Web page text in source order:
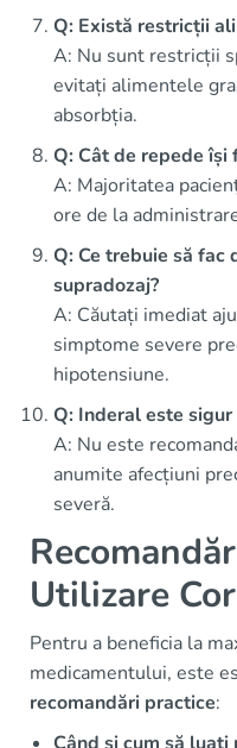
Q: Există restricții
A: Nu sunt restricții
evitați alimentele
absorbția.
Q: Cât de repede
A: Majoritatea
ore de la
Q: Ce trebuie să fac
supradozaj?
A: Căutați imediat
simptome severe
hipotensiune.
Q: Inderal este
A: Nu este
anumite afecțiuni
severă.
Utilizare
Pentru a beneficia la
medicamentului, este
recomandări practice: